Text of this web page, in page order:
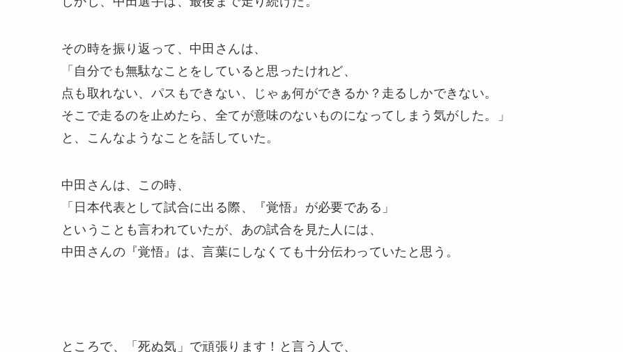
その時を振り返って、中田さんは、
「自分でも無駄なことをしていると思ったけれど、
点も取れない、パスもできない、じゃぁ何ができるか？走るしかできない。
そこで走るのを止めたら、全てが意味のないものになってしまう気がした。」
と、こんなようなことを話していた。
中田さんは、この時、
「日本代表として試合に出る際、『覚悟』が必要である」
ということも言われていたが、あの試合を見た人には、
中田さんの『覚悟』は、言葉にしなくても十分伝わっていたと思う。
ところで、「死ぬ気」で頑張ります！と言う人で、